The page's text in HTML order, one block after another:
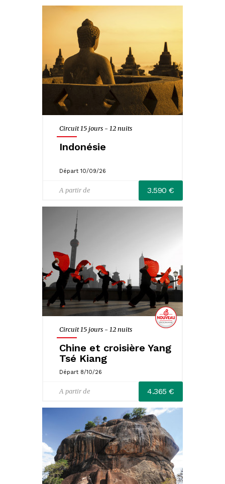
St-Sylvestre
Randonnées
Circuit 15 jours - 12 nuits
Indonésie
Départ 10/09/26
A partir de 3.590 €
Circuit 15 jours - 12 nuits
Chine et croisière Yang
Tsé Kiang
Départ 8/10/26
A partir de 4.365 €